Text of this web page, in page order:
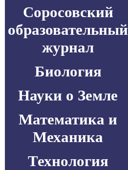
Соросовский
образовательный
журнал
Биология
Науки о Земле
Математика и
Механика
Технология